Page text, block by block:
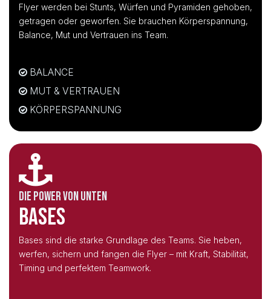
Flyer werden bei Stunts, Würfen und Pyramiden gehoben,
getragen oder geworfen. Sie brauchen Körperspannung,
Balance, Mut und Vertrauen ins Team.
BALANCE
MUT & VERTRAUEN
KÖRPERSPANNUNG
DIE POWER VON UNTEN
BASES
Bases sind die starke Grundlage des Teams. Sie heben,
werfen, sichern und fangen die Flyer – mit Kraft, Stabilität,
Timing und perfektem Teamwork.